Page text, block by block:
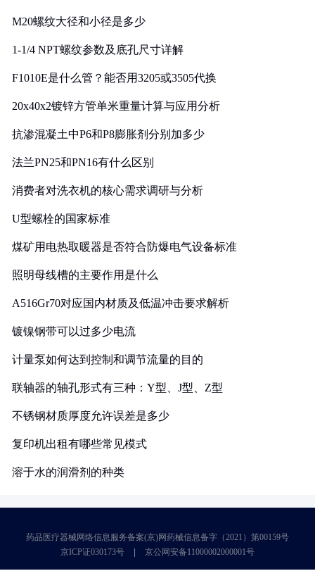
M20螺纹大径和小径是多少
1-1/4 NPT螺纹参数及底孔尺寸详解
F1010E是什么管？能否用3205或3505代换
20x40x2镀锌方管单米重量计算与应用分析
抗渗混凝土中P6和P8膨胀剂分别加多少
法兰PN25和PN16有什么区别
消费者对洗衣机的核心需求调研与分析
U型螺栓的国家标准
煤矿用电热取暖器是否符合防爆电气设备标准
照明母线槽的主要作用是什么
A516Gr70对应国内材质及低温冲击要求解析
镀镍钢带可以过多少电流
计量泵如何达到控制和调节流量的目的
联轴器的轴孔形式有三种：Y型、J型、Z型
不锈钢材质厚度允许误差是多少
复印机出租有哪些常见模式
溶于水的润滑剂的种类
药品医疗器械网络信息服务备案(京)网药械信息备字（2021）第00159号
京ICP证030173号
京公网安备11000002000001号